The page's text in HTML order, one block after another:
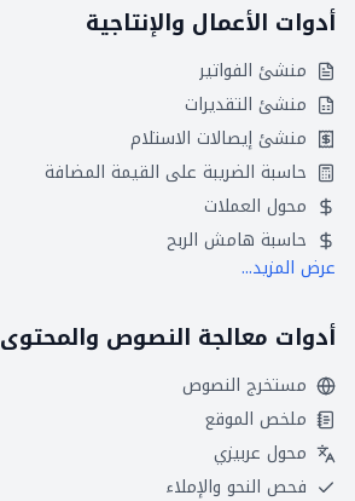
أدوات الأعمال والإنتاجية
منشئ الفواتير
منشئ التقديرات
منشئ إيصالات الاستلام
حاسبة الضريبة على القيمة المضافة
محول العملات
حاسبة هامش الربح
عرض المزيد...
أدوات معالجة النصوص والمحتوى
مستخرج النصوص
ملخص الموقع
محول عربيزي
فحص النحو والإملاء